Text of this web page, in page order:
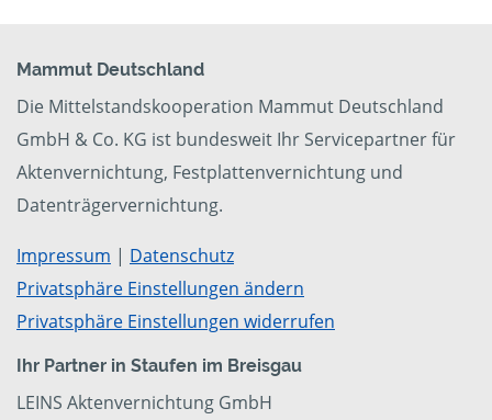
Mammut Deutschland
Die Mittelstandskooperation Mammut Deutschland
GmbH & Co. KG ist bundesweit Ihr Servicepartner für
Aktenvernichtung, Festplattenvernichtung und
Datenträgervernichtung.
Impressum | Datenschutz
Privatsphäre Einstellungen ändern
Privatsphäre Einstellungen widerrufen
Ihr Partner in Staufen im Breisgau
LEINS Aktenvernichtung GmbH